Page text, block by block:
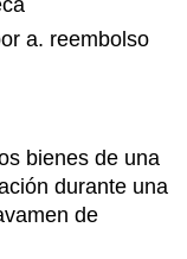
a. reembolso
bienes de una
durante una
de